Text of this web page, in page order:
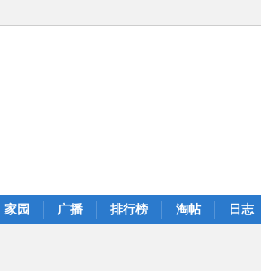
家园 广播 排行榜 淘帖 日志